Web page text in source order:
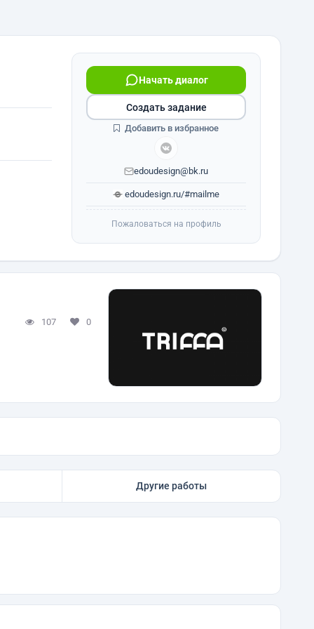
Начать диалог
edoudesign@bk.ru
edoudesign.ru/#mailme
Создать задание
Добавить в избранное
Пожаловаться на профиль
107 0
Другие работы